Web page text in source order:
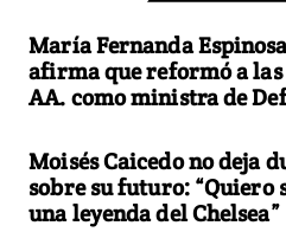
María Fernanda
afirma que reformó a las
AA. como ministra de
Moisés Caicedo no deja
sobre su futuro: “Quiero
una leyenda del Chelsea”